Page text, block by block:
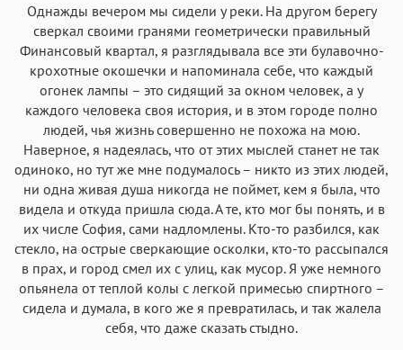
Однажды вечером мы сидели у реки. На другом берегу
сверкал своими гранями геометрически правильный
Финансовый квартал, я разглядывала все эти булавочно-
крохотные окошечки и напоминала себе, что каждый
огонек лампы – это сидящий за окном человек, а у
каждого человека своя история, и в этом городе полно
людей, чья жизнь совершенно не похожа на мою.
Наверное, я надеялась, что от этих мыслей станет не так
одиноко, но тут же мне подумалось – никто из этих людей,
ни одна живая душа никогда не поймет, кем я была, что
видела и откуда пришла сюда. А те, кто мог бы понять, и в
их числе София, сами надломлены. Кто-то разбился, как
стекло, на острые сверкающие осколки, кто-то рассыпался
в прах, и город смел их с улиц, как мусор. Я уже немного
опьянела от теплой колы с легкой примесью спиртного –
сидела и думала, в кого же я превратилась, и так жалела
себя, что даже сказать стыдно.